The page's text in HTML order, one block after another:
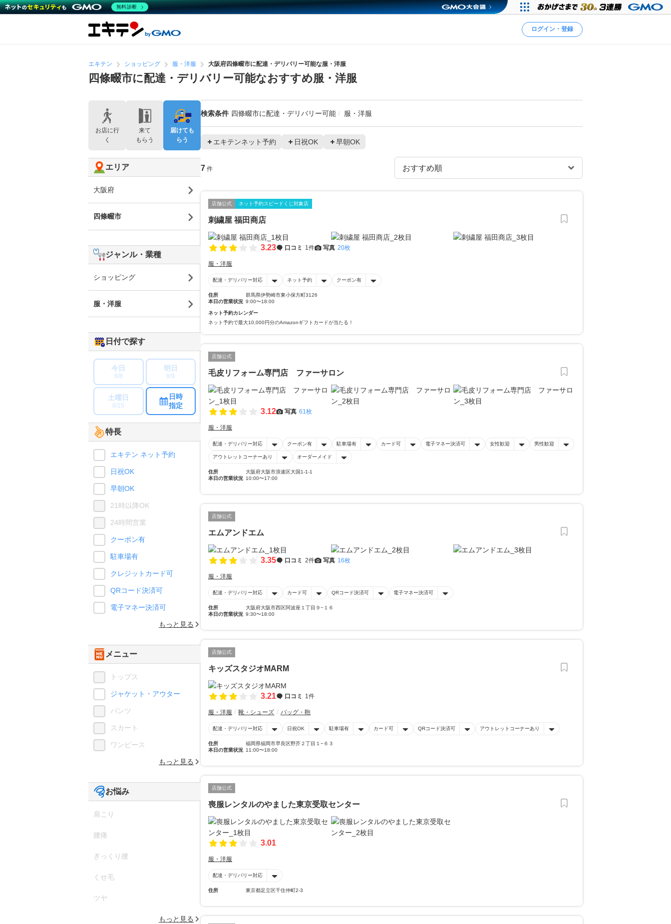
ログイン・登録
エキテン ショッピング 服・洋服 大阪府四條畷市に配達・デリバリー可能な服・洋服
四條畷市に配達・デリバリー可能なおすすめ服・洋服
検索条件 四條畷市に配達・デリバリー可能 服・洋服
エキテンネット予約 日祝OK 早朝OK
7 件
店舗公式 ネット予約スピードくじ対象店
刺繍屋 福田商店
3.23 口コミ 1件 写真 20枚
服・洋服
配達・デリバリー対応 ネット予約 クーポン有
住所
群馬県伊勢崎市東小保方町3126
本日の営業状況 9:00〜18:00
ネット予約カレンダー
ネット予約で最大10,000円分のAmazonギフトカードが当たる！
店舗公式
毛皮リフォーム専門店 ファーサロン
3.12 写真 61枚
服・洋服
配達・デリバリー対応 クーポン有 駐車場有 カード可 電子マネー決済可 女性歓迎 男性歓迎
アウトレットコーナーあり オーダーメイド
住所
大阪府大阪市浪速区大国1-1-1
本日の営業状況 10:00〜17:00
店舗公式
エムアンドエム
3.35 口コミ 2件 写真 16枚
服・洋服
配達・デリバリー対応 カード可 QRコード決済可 電子マネー決済可
住所
大阪府大阪市西区阿波座１丁目９−１６
本日の営業状況 9:30〜18:00
店舗公式
キッズスタジオMARM
3.21 口コミ 1件
服・洋服 靴・シューズ バッグ・鞄
配達・デリバリー対応 日祝OK 駐車場有 カード可 QRコード決済可 アウトレットコーナーあり
住所
福岡県福岡市早良区野芥２丁目１−６３
本日の営業状況 11:00〜18:00
店舗公式
喪服レンタルのやました東京受取センター
3.01
服・洋服
配達・デリバリー対応
住所 東京都足立区千住仲町2-3
お店に行
く
来て
もらう
届けても
らう
エリア
大阪府
四條畷市
ジャンル・業種
ショッピング
服・洋服
日付で探す
今日
8/8
明日
8/9
土曜日
8/15
日時
指定
特長
エキテン ネット予約
日祝OK
早朝OK
21時以降OK
24時間営業
クーポン有
駐車場有
クレジットカード可
QRコード決済可
電子マネー決済可
もっと見る
メニュー
トップス
ジャケット・アウター
パンツ
スカート
ワンピース
もっと見る
お悩み
肩こり
腰痛
ぎっくり腰
くせ毛
ツヤ
もっと見る
無料診断